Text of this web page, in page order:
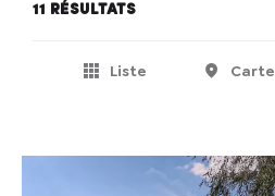
11 résultats
Liste Carte